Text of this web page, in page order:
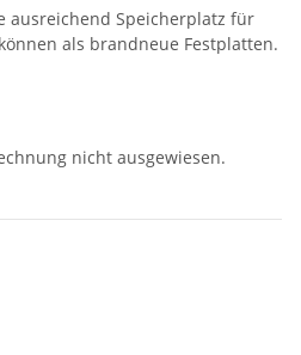
ausreichend Speicherplatz für
als brandneue Festplatten.
nicht ausgewiesen.